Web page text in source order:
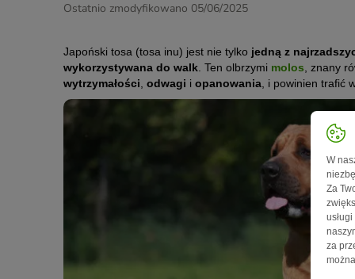
Ostatnio zmodyfikowano 05/06/2025
Japoński tosa (tosa inu) jest nie tylko jedną z
wykorzystywana do walk . Ten olbrzymi molos , znany
wytrzymałości odwagi i opanowania , i powinien trafić
W
Za
za